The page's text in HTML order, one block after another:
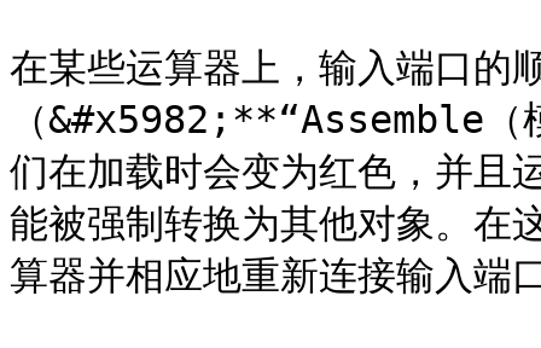
在某些运算器上，输入端口的
（&#x5982;**“Assemble（
们在加载时会变为红色，并且
能被强制转换为其他对象。在
算器并相应地重新连接输入端